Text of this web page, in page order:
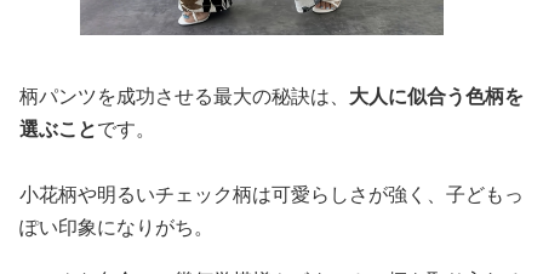
柄パンツを成功させる最大の秘訣は、 大人に似合う色柄を
選ぶことです。
小花柄や明るいチェック柄は可愛らしさが強く、子どもっ
ぽい印象になりがち。